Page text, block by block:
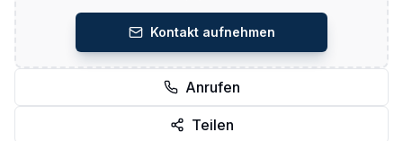
Kontakt aufnehmen
Anrufen
Teilen